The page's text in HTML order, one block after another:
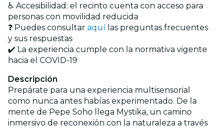
♿ Accesibilidad: el recinto cuenta con acceso para
personas con movilidad reducida
❓ Puedes consultar aquí las preguntas frecuentes
y sus respuestas
✔️ La experiencia cumple con la normativa vigente
hacia el COVID-19
Descripción
Prepárate para una experiencia multisensorial
como nunca antes habías experimentado. De la
mente de Pepe Soho llega Mystika, un camino
inmersivo de reconexión con la naturaleza a través